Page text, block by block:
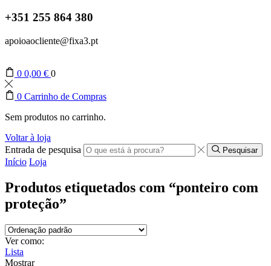
+351 255 864 380
apoioaocliente@fixa3.pt
0 0,00 € 0
0 Carrinho de Compras
Sem produtos no carrinho.
Voltar à loja
Entrada de pesquisa
Pesquisar
Início Loja
Produtos etiquetados com “ponteiro com
proteção”
Ver como:
Lista
Mostrar